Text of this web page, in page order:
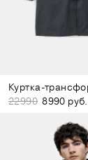
22990 8990 руб.